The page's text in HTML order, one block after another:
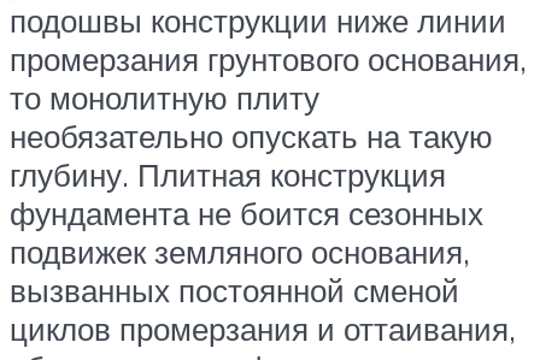
подошвы конструкции ниже линии
промерзания грунтового основания,
то монолитную плиту
необязательно опускать на такую
глубину. Плитная конструкция
фундамента не боится сезонных
подвижек земляного основания,
вызванных постоянной сменой
циклов промерзания и оттаивания,